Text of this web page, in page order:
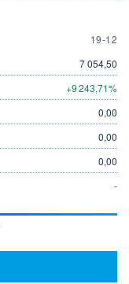
19
19-12
7 054,50
+9 243,71%
0,00
0,00
0,00
-